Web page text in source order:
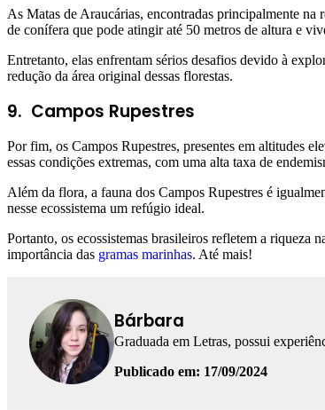
As Matas de Araucárias, encontradas principalmente
de conífera que pode atingir até 50 metros de altura e
Entretanto, elas enfrentam sérios desafios devido à
redução da área original dessas florestas.
9. Campos Rupestres
Por fim, os Campos Rupestres, presentes em altitudes
essas condições extremas, com uma alta taxa de
Além da flora, a fauna dos Campos Rupestres é
nesse ecossistema um refúgio ideal.
Portanto, os ecossistemas brasileiros refletem a riqueza
importância das gramas marinhas. Até mais!
Bárbara
Graduada em Letras, possui
Publicado em: 17/09/2024